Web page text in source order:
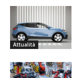
Attualità